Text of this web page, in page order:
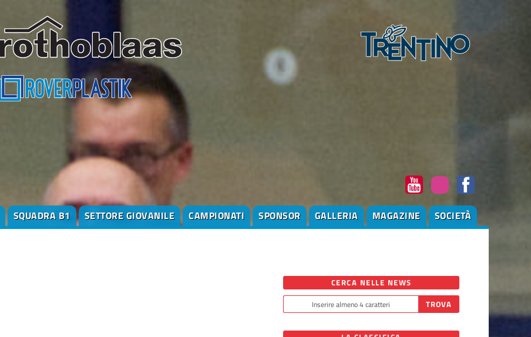
SQUADRA B1 SETTORE GIOVANILE CAMPIONATI SPONSOR GALLERIA MAGAZINE SOCIETÀ
CERCA NELLE NEWS